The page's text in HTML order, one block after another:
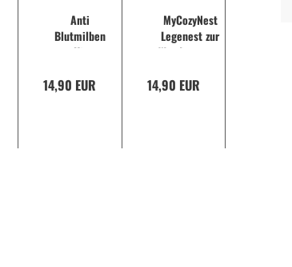
Anti
Blutmilben
Kit
14,90 EUR
MyCozyNest
Legenest zur
Wandmontage
14,90 EUR